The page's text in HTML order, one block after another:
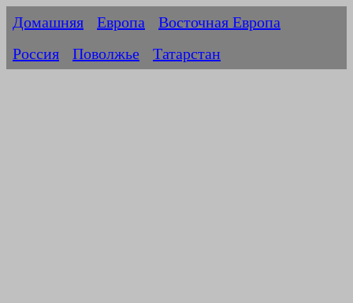
Домашняя Европа
Восточная Европа
Россия
Поволжье Татарстан